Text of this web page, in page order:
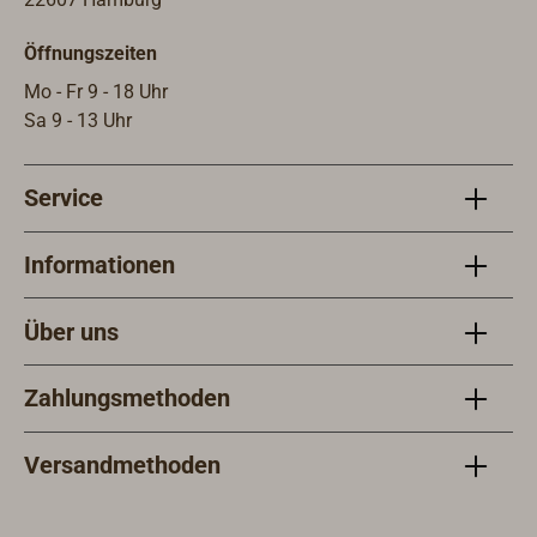
Öffnungszeiten
Mo - Fr 9 - 18 Uhr
Sa 9 - 13 Uhr
Service
Informationen
Über uns
Zahlungsmethoden
Versandmethoden